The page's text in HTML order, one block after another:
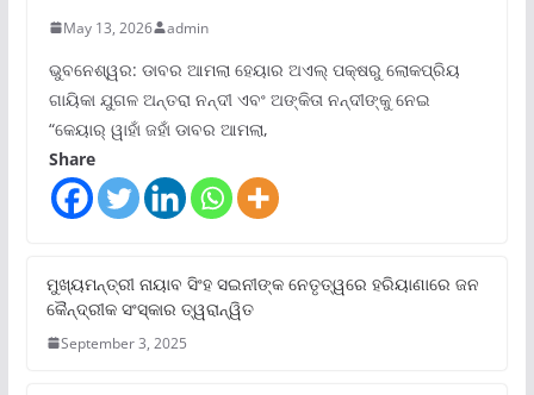
May 13, 2026 admin
ଭୁବନେଶ୍ୱର: ଡାବର ଆମଲା ହେୟାର ଅଏଲ୍ ପକ୍ଷରୁ ଲୋକପ୍ରିୟ
ଗାୟିକା ଯୁଗଳ ଅନ୍ତରା ନନ୍ଦୀ ଏବଂ ଅଙ୍କିତା ନନ୍ଦୀଙ୍କୁ ନେଇ
“କେୟାର୍ ୱାହାଁ ଜହାଁ ଡାବର ଆମଲା,
Share
ମୁଖ୍ୟମନ୍ତ୍ରୀ ନାୟାବ ସିଂହ ସଇନୀଙ୍କ ନେତୃତ୍ୱରେ ହରିୟାଣାରେ ଜନ
କୈନ୍ଦ୍ରୀକ ସଂସ୍କାର ତ୍ୱରାନ୍ୱିତ
September 3, 2025